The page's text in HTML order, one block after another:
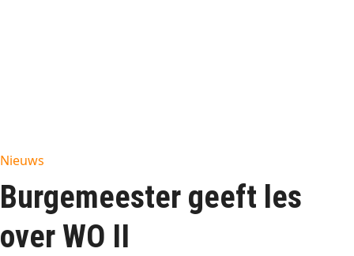
Nieuws
Burgemeester geeft les
over WO II